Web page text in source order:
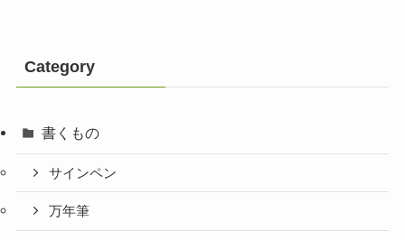
Category
書くもの
サインペン
万年筆